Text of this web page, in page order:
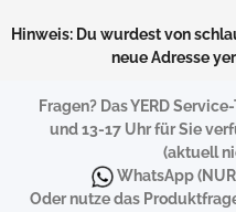
Hinweis: Du wurdest von
neue Adresse
Fragen? Das YERD
und 13-17 Uhr für Sie
(aktuell
WhatsApp
Oder nutze das